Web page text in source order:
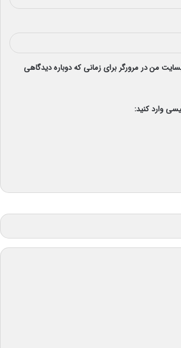
من در مرورگر برای زمانی که دوباره دیدگاهی
وارد کنید: